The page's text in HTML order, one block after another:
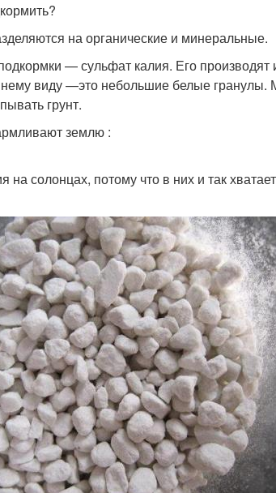
на органические и минеральные.
— сульфат калия. Его
виду —это небольшие белые гранулы.
грунт.
землю :
на солонцах, потому что в них и так